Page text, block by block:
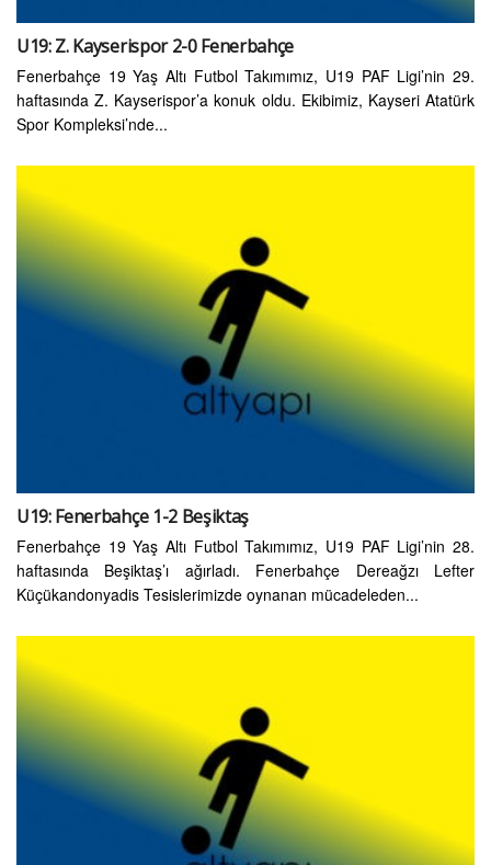
U19: Z. Kayserispor 2-0 Fenerbahçe
Fenerbahçe 19 Yaş Altı Futbol Takımımız, U19 PAF Ligi’nin 29.
haftasında Z. Kayserispor’a konuk oldu. Ekibimiz, Kayseri Atatürk
Spor Kompleksi’nde...
U19: Fenerbahçe 1-2 Beşiktaş
Fenerbahçe 19 Yaş Altı Futbol Takımımız, U19 PAF Ligi’nin 28.
haftasında Beşiktaş’ı ağırladı. Fenerbahçe Dereağzı Lefter
Küçükandonyadis Tesislerimizde oynanan mücadeleden...